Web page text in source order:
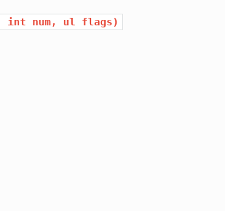
int num, ul flags)